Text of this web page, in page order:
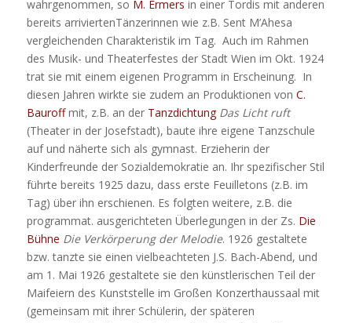
wahrgenommen, so M. Ermers in einer Tordis mit anderen
bereits arriviertenTänzerinnen wie z.B. Sent M’Ahesa
vergleichenden Charakteristik im Tag. Auch im Rahmen
des Musik- und Theaterfestes der Stadt Wien im Okt. 1924
trat sie mit einem eigenen Programm in Erscheinung. In
diesen Jahren wirkte sie zudem an Produktionen von C.
Bauroffmit, z.B. an der Tanzdichtung Das Licht ruft
(Theater in der Josefstadt), baute ihre eigene Tanzschule
auf und näherte sich als gymnast. Erzieherin der
Kinderfreunde der Sozialdemokratie an. Ihr spezifischer Stil
führte bereits 1925 dazu, dass erste Feuilletons (z.B. im
Tag) über ihn erschienen. Es folgten weitere, z.B. die
programmat. ausgerichteten Überlegungen in der Zs. Die
Bühne Die Verkörperung der Melodie. 1926 gestaltete
bzw. tanzte sie einen vielbeachteten J.S. Bach-Abend, und
am 1. Mai 1926 gestaltete sie den künstlerischen Teil der
Maifeiern des Kunststelle im Großen Konzerthaussaal mit
(gemeinsam mit ihrer Schülerin, der späteren